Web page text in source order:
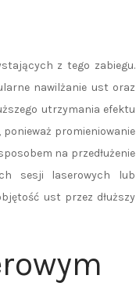
z tego zabiegu.
nawilżanie ust oraz
utrzymania efektu
promieniowanie
na przedłużenie
sesji laserowych lub
ust przez dłuższy